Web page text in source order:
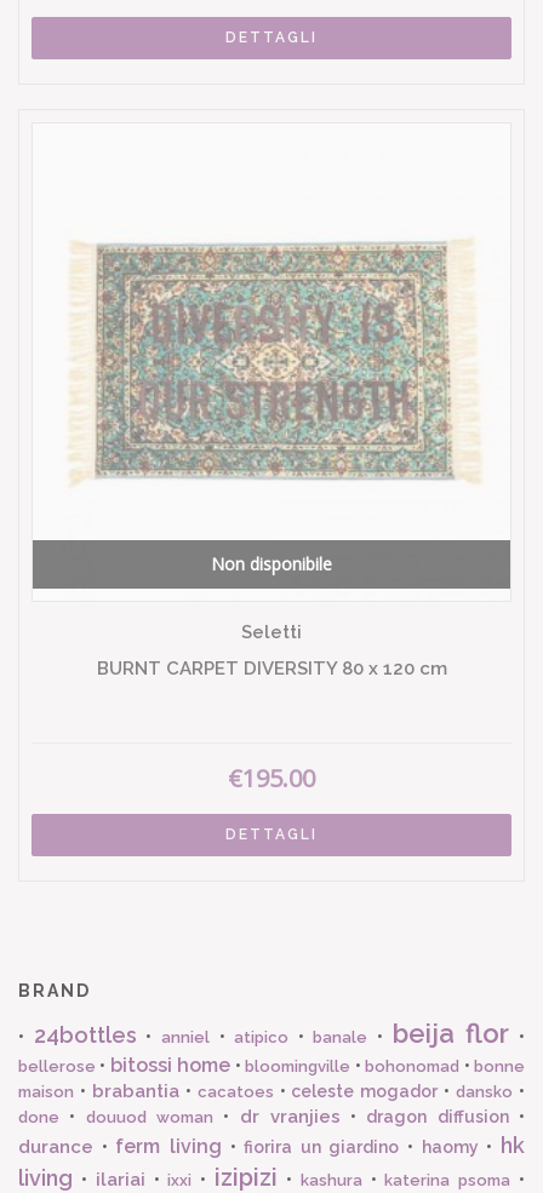
DETTAGLI
Non disponibile
Seletti
BURNT CARPET DIVERSITY 80 x 120 cm
€195.00
DETTAGLI
BRAND
• 24bottles • anniel•atipico •banale • beija flor •
bellerose • bitossi home •bloomingville •bohonomad •bonne
maison • brabantia• cacatoes • celeste mogador •dansko •
done • douuod woman • dr vranjies • dragon diffusion•
durance • ferm living •fiorira un giardino • haomy •
hk
living • ilariai •ixxi • izipizi • kashura •katerina psoma •